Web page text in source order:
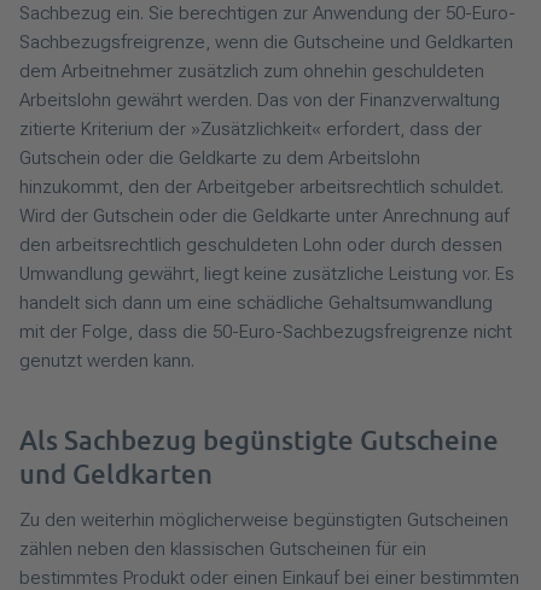
Sachbezug ein. Sie berechtigen zur Anwendung der 50-Euro-
Sachbezugsfreigrenze, wenn die Gutscheine und Geldkarten
dem Arbeitnehmer zusätzlich zum ohnehin geschuldeten
Arbeitslohn gewährt werden. Das von der Finanzverwaltung
zitierte Kriterium der »Zusätzlichkeit« erfordert, dass der
Gutschein oder die Geldkarte zu dem Arbeitslohn
hinzukommt, den der Arbeitgeber arbeitsrechtlich schuldet.
Wird der Gutschein oder die Geldkarte unter Anrechnung auf
den arbeitsrechtlich geschuldeten Lohn oder durch dessen
Umwandlung gewährt, liegt keine zusätzliche Leistung vor. Es
handelt sich dann um eine schädliche Gehaltsumwandlung
mit der Folge, dass die 50-Euro-Sachbezugsfreigrenze nicht
genutzt werden kann.
Als Sachbezug begünstigte Gutscheine
und Geldkarten
Zu den weiterhin möglicherweise begünstigten Gutscheinen
zählen neben den klassischen Gutscheinen für ein
bestimmtes Produkt oder einen Einkauf bei einer bestimmten